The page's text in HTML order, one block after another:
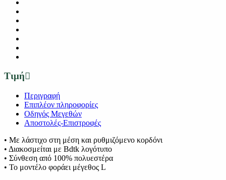
Τιμή
Περιγραφή
Επιπλέον πληροφορίες
Οδηγός Μεγεθών
Αποστολές-Επιστροφές
• Με λάστιχο στη μέση και ρυθμιζόμενο κορδόνι
• Διακοσμείται με Bdtk λογότυπο
• Σύνθεση από 100% πολυεστέρα
• Το μοντέλο φοράει μέγεθος L